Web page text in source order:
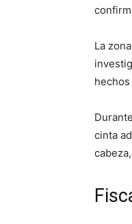
La
cinta